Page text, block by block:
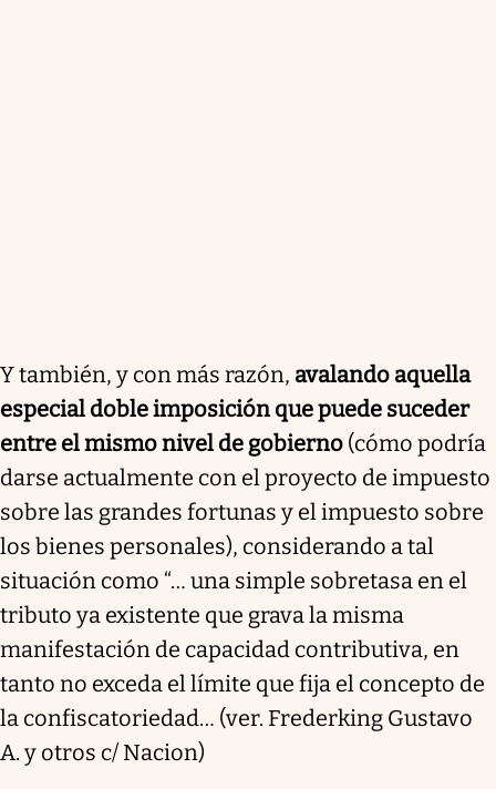
Y también, y con más razón, avalando aquella
especial doble imposición que puede suceder
entre el mismo nivel de gobierno (cómo podría
darse actualmente con el proyecto de impuesto
sobre las grandes fortunas y el impuesto sobre
los bienes personales), considerando a tal
situación como “… una simple sobretasa en el
tributo ya existente que grava la misma
manifestación de capacidad contributiva, en
tanto no exceda el límite que fija el concepto de
la confiscatoriedad… (ver. Frederking Gustavo
A. y otros c/ Nacion)